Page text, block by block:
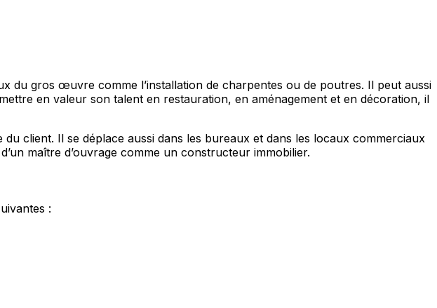
du gros œuvre comme l’installation de charpentes ou de poutres. Il peut aussi
en valeur son talent en restauration, en aménagement et en décoration, il
client. Il se déplace aussi dans les bureaux et dans les locaux commerciaux
maître d’ouvrage comme un constructeur immobilier.
: